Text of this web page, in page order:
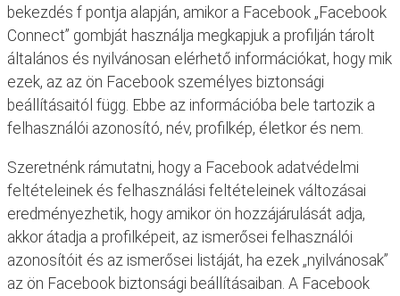
bekezdés f pontja alapján, amikor a Facebook „Facebook
Connect” gombját használja megkapjuk a profilján tárolt
általános és nyilvánosan elérhető információkat, hogy mik
ezek, az az ön Facebook személyes biztonsági
beállításaitól függ. Ebbe az információba bele tartozik a
felhasználói azonosító, név, profilkép, életkor és nem.
Szeretnénk rámutatni, hogy a Facebook adatvédelmi
feltételeinek és felhasználási feltételeinek változásai
eredményezhetik, hogy amikor ön hozzájárulását adja,
akkor átadja a profilképeit, az ismerősei felhasználói
azonosítóit és az ismerősei listáját, ha ezek „nyilvánosak”
az ön Facebook biztonsági beállításaiban. A Facebook